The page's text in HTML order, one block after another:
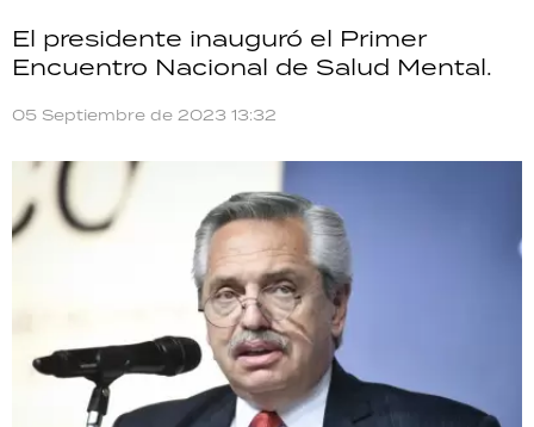
El presidente inauguró el Primer
Encuentro Nacional de Salud Mental.
05 Septiembre de 2023 13:32
SALUD
DEPORTES
TECNOLOGÍA
PALABRAS
HORÓSCOPO